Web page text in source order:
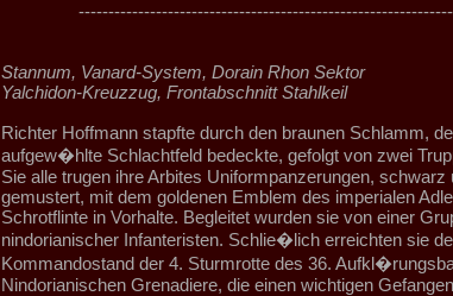
Stannum, Vanard-System, Dorain Rhon Sektor
Yalchidon-Kreuzzug, Frontabschnitt Stahlkeil
Richter Hoffmann stapfte durch den braunen Schlamm,
aufgew�hlte Schlachtfeld bedeckte, gefolgt von zwei
Sie alle trugen ihre Arbites Uniformpanzerungen, schwarz
gemustert, mit dem goldenen Emblem des imperialen
Schrotflinte in Vorhalte. Begleitet wurden sie von einer
nindorianischer Infanteristen. Schlie�lich erreichten sie
Kommandostand der 4. Sturmrotte des 36.
Nindorianischen Grenadiere, die einen wichtigen